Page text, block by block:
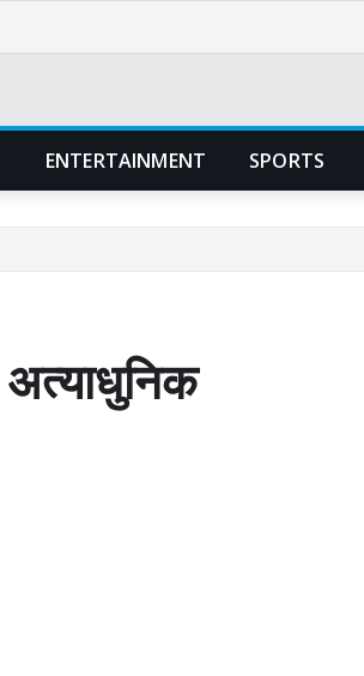
ENTERTAINMENT SPORTS